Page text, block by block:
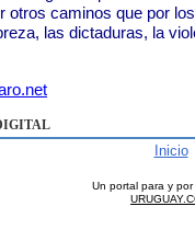
otros caminos que por
las dictaduras, la
Inicio
Un portal para y